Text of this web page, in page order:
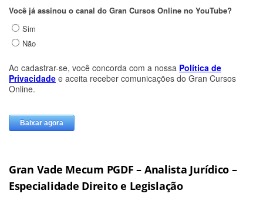
Gran Vade Mecum PGDF – Analista Jurídico –
Especialidade Direito e Legislação